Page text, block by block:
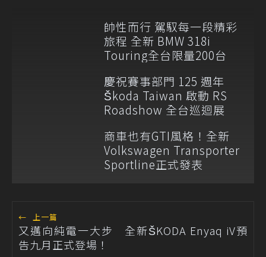
帥性而行 駕馭每一段精彩
旅程 全新 BMW 318i
Touring全台限量200台
慶祝賽事部門 125 週年
Škoda Taiwan 啟動 RS
Roadshow 全台巡迴展
商車也有GTI風格！全新
Volkswagen Transporter
Sportline正式發表
← 上一篇
又邁向純電一大步 全新ŠKODA Enyaq iV預
告九月正式登場！